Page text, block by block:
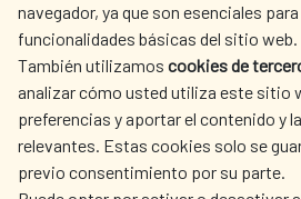
navegador, ya que son esenciales
funcionalidades básicas del sitio web.
También utilizamos cookies de
analizar cómo usted utiliza este sitio
preferencias y aportar el contenido y
relevantes. Estas cookies solo se
previo consentimiento por su parte.
ACCIÓN HUMANITARIA
CULTURA Y CIENCIA